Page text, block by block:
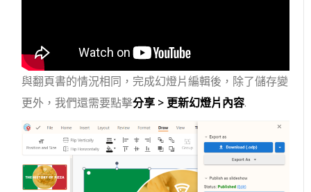
與翻頁書的情況相同，完成幻燈片編輯後，除了儲存變
更外，我們還需要點擊分享 > 更新幻燈片內容.